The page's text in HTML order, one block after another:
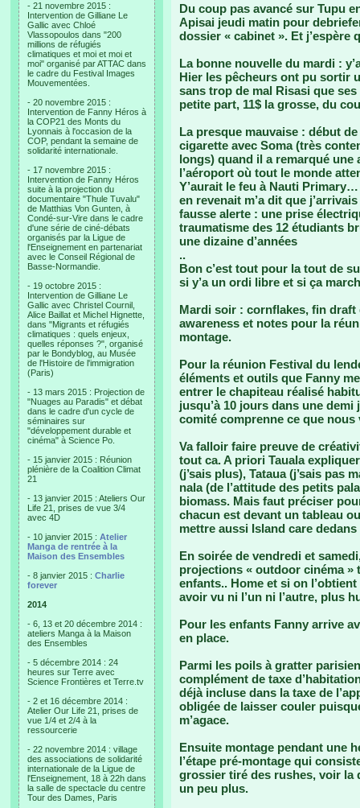
- 21 novembre 2015 :
Intervention de Gilliane Le
Gallic avec Chloé
Vlassopoulos dans "200
millions de réfugiés
climatiques et moi et moi et
moi" organisé par ATTAC dans
le cadre du Festival Images
Mouvementées.
- 20 novembre 2015 :
Intervention de Fanny Héros à
la COP21 des Monts du
Lyonnais à l'occasion de la
COP, pendant la semaine de
solidarité internationale.
- 17 novembre 2015 :
Intervention de Fanny Héros
suite à la projection du
documentaire "Thule Tuvalu"
de Matthias Von Gunten, à
Condé-sur-Vire dans le cadre
d'une série de ciné-débats
organisés par la Ligue de
l'Enseignement en partenariat
avec le Conseil Régional de
Basse-Normandie.
- 19 octobre 2015 :
Intervention de Gilliane Le
Gallic avec Christel Cournil,
Alice Baillat et Michel Hignette,
dans "Migrants et réfugiés
climatiques : quels enjeux,
quelles réponses ?", organisé
par le Bondyblog, au Musée
de l'Histoire de l'immigration
(Paris)
- 13 mars 2015 : Projection de
"Nuages au Paradis" et débat
dans le cadre d'un cycle de
séminaires sur
"développement durable et
cinéma" à Science Po.
- 15 janvier 2015 : Réunion
plénière de la Coalition Climat
21
- 13 janvier 2015 : Ateliers Our
Life 21, prises de vue 3/4
avec 4D
- 10 janvier 2015 : Atelier
Manga de rentrée à la
Maison des Ensembles
- 8 janvier 2015 : Charlie
forever
2014
- 6, 13 et 20 décembre 2014 :
ateliers Manga à la Maison
des Ensembles
- 5 décembre 2014 : 24
heures sur Terre avec
Science Frontières et Terre.tv
- 2 et 16 décembre 2014 :
Atelier Our Life 21, prises de
vue 1/4 et 2/4 à la
ressourcerie
- 22 novembre 2014 : village
des associations de solidarité
internationale de la Ligue de
l'Enseignement, 18 à 22h dans
la salle de spectacle du centre
Tour des Dames, Paris
Du coup pas avancé sur Tupu
Apisai jeudi matin pour
dossier « cabinet ». Et j’espère
La bonne nouvelle du mardi :
Hier les pêcheurs ont pu sortir
sans trop de mal Risasi que
petite part, 11$ la grosse, du
La presque mauvaise : début
cigarette avec Soma (très
longs) quand il a remarqué
l’aéroport où tout le monde
Y’aurait le feu à Nauti
en revenait m’a dit que
fausse alerte : une prise
traumatisme des 12 étudiants
une dizaine d’années
..
Bon c’est tout pour la tout de
si y’a un ordi libre et si ça
Mardi soir : cornflakes, fin
awareness et notes pour la
montage.
Pour la réunion Festival du
éléments et outils que Fanny
entrer le chapiteau réalisé
jusqu’à 10 jours dans une
comité comprenne ce que
Va falloir faire preuve de
tout ca. A priori Tauala
(j’sais plus), Tataua (j’sais pas
nala (de l’attitude des petits
biomass. Mais faut préciser
chacun est devant un tableau
mettre aussi Island care
En soirée de vendredi et
projections « outdoor cinéma »
enfants.. Home et si on
avoir vu ni l’un ni l’autre, plus
Pour les enfants Fanny arrive
en place.
Parmi les poils à gratter
complément de taxe
déjà incluse dans la taxe de
obligée de laisser couler
m’agace.
Ensuite montage pendant une
l’étape pré-montage qui
grossier tiré des rushes, voir la
un peu plus.